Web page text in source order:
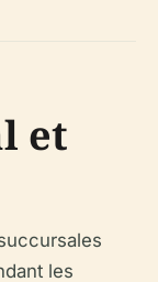
et
les